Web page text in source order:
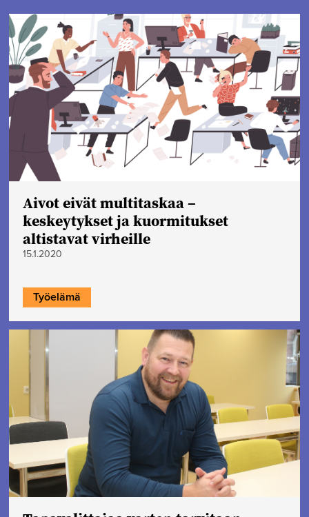
Aivot eivät multitaskaa –
keskeytykset ja kuormitukset
altistavat virheille
15.1.2020
Työelämä